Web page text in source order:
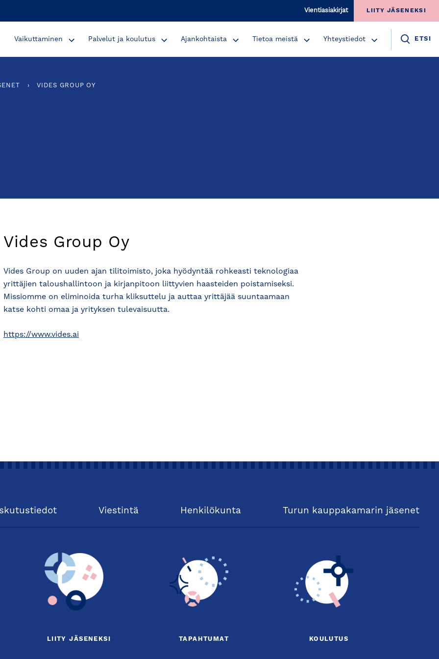
Vientiasiakirjat LIITY JÄSENEKSI
Vaikuttaminen Palvelut ja koulutus Ajankohtaista Tietoa meistä Yhteystiedot ETSI
› VIDES GROUP OY
Vides Group Oy
Vides Group on uuden ajan tilitoimisto, joka hyödyntää rohkeasti teknologiaa
yrittäjien taloushallintoon ja kirjanpitoon liittyvien haasteiden poistamiseksi.
Missiomme on eliminoida turha kliksuttelu ja auttaa yrittäjää suuntaamaan
katse kohti omaa ja yrityksen tulevaisuutta.
https://www.vides.ai
Viestintä Henkilökunta Turun kauppakamarin jäsenet
LIITY JÄSENEKSI TAPAHTUMAT KOULUTUS